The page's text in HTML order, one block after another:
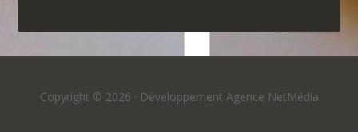
Copyright © 2026 · Développement Agence NetMédia